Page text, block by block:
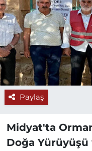
Paylaş
Midyat'ta
Doğa